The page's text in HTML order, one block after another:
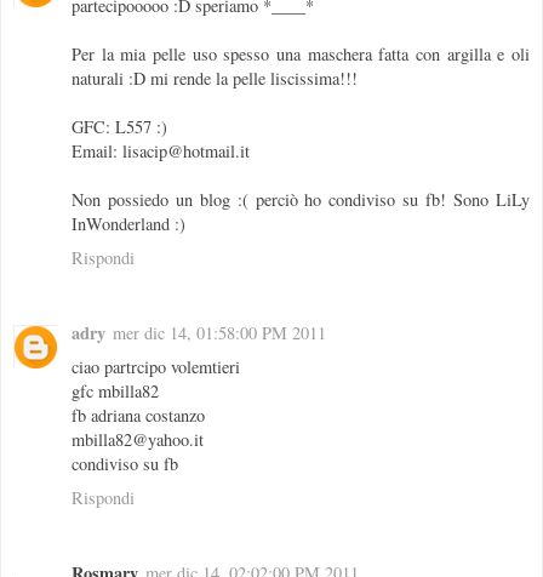
partecipooooo :D speriamo *____*
Per la mia pelle uso spesso una maschera fatta con argilla e oli
naturali :D mi rende la pelle liscissima!!!
GFC: L557 :)
Email: lisacip@hotmail.it
Non possiedo un blog :( perciò ho condiviso su fb! Sono LiLy
InWonderland :)
Rispondi
adry mer dic 14, 01:58:00 PM 2011
ciao partrcipo volemtieri
gfc mbilla82
fb adriana costanzo
mbilla82@yahoo.it
condiviso su fb
Rispondi
mer dic 14, 02:02:00 PM 2011